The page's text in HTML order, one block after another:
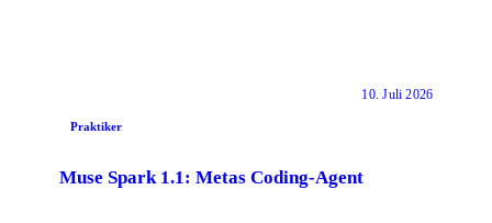
10. Juli 2026
Praktiker
Muse Spark 1.1: Metas Coding-Agent